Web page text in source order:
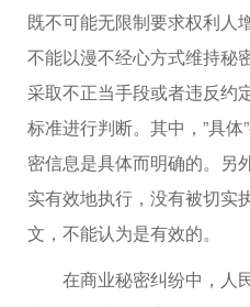
既不可能无限制要求权利人
不能以漫不经心方式维持秘
采取不正当手段或者违反约
标准进行判断。其中，”具
密信息是具体而明确的。另
实有效地执行，没有被切实
文，不能认为是有效的。
在商业秘密纠纷中，人